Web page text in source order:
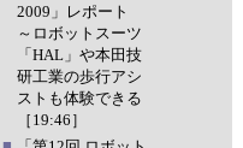
2009」レポート
～ロボットスーツ
「HAL」や本田技
研工業の歩行アシ
ストも体験できる
［19:46］